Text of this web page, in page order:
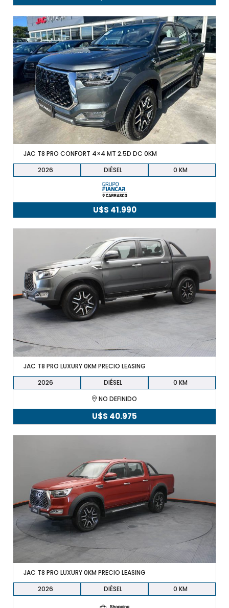
JAC T8 PRO CONFORT 4×4 MT 2.5D DC 0KM
2026
DIÉSEL 0
U$S 41.990
JAC T8 PRO LUXURY 0KM PRECIO LEASING
2026
DIÉSEL
0
NO DEFINIDO
U$S 40.975
JAC T8 PRO LUXURY 0KM PRECIO LEASING
2026
DIÉSEL 0